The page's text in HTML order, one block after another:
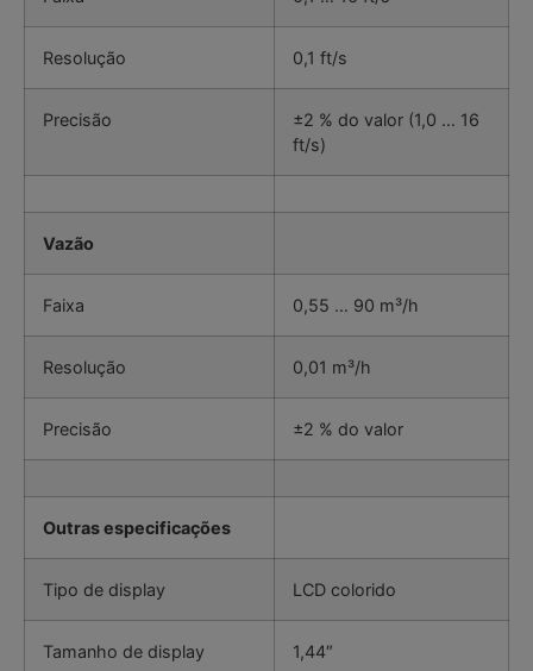
Resolução 0,1 ft/s
Precisão
±2 % do valor (1,0 … 16
ft/s)
Vazão
Faixa 0,55 … 90 m³/h
Resolução 0,01 m³/h
Precisão ±2 % do valor
Outras especificações
Tipo de display LCD colorido
Tamanho de display 1,44″